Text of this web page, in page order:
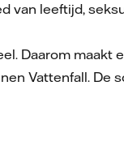
van leeftijd,
Daarom
Vattenfall. De